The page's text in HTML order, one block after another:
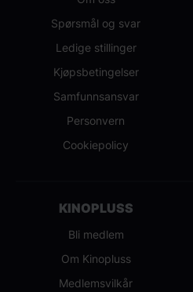
Spørsmål og svar
Ledige stillinger
Kjøpsbetingelser
Samfunnsansvar
Personvern
Cookiepolicy
KINOPLUSS
Bli medlem
Om Kinopluss
Medlemsvilkår